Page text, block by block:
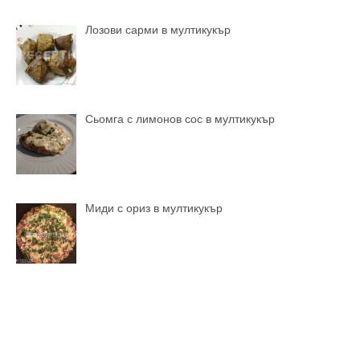
Лозови сарми в мултикукър
Сьомга с лимонов сос в мултикукър
Миди с ориз в мултикукър